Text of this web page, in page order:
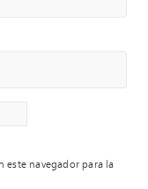
este navegador para la